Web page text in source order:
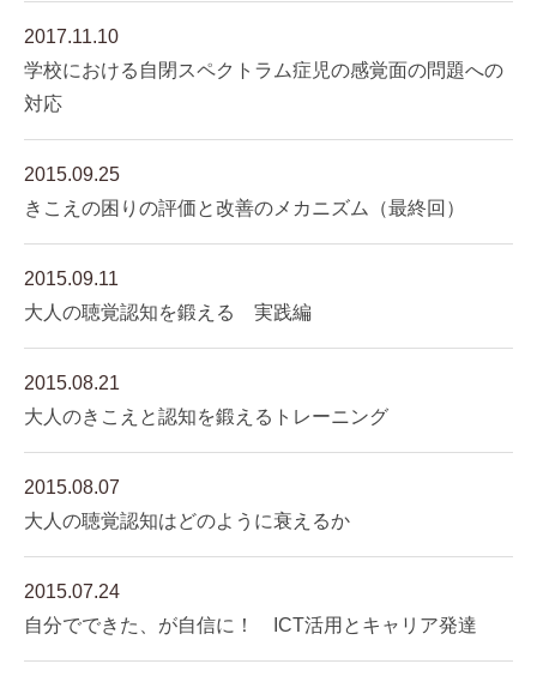
2017.11.10
学校における自閉スペクトラム症児の感覚面の問題への
対応
2015.09.25
きこえの困りの評価と改善のメカニズム（最終回）
2015.09.11
大人の聴覚認知を鍛える 実践編
2015.08.21
大人のきこえと認知を鍛えるトレーニング
2015.08.07
大人の聴覚認知はどのように衰えるか
2015.07.24
自分でできた、が自信に！ ICT活用とキャリア発達